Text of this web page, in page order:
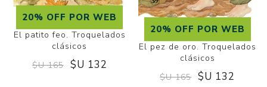
20% OFF POR WEB
El patito feo. Troquelados
clásicos
$U 165 $U 132
20% OFF POR WEB
El pez de oro. Troquelados
clásicos
$U 165 $U 132